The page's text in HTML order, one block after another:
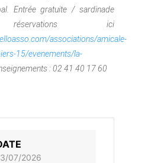
Entrée gratuite / sardinade
ici
associations/amicale-
15/evenements/la-
: 02 41 40 17 60
07/2026